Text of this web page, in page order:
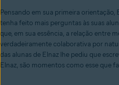
Pensando em sua primeira orientação,
tenha feito mais perguntas às suas
que, em sua essência, a relação entre
verdadeiramente colaborativa por
das alunas de Elnaz lhe pediu que
Elnaz, são momentos como esse que